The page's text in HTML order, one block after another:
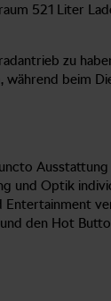
521 Liter
zu
während
Optik
den Hot